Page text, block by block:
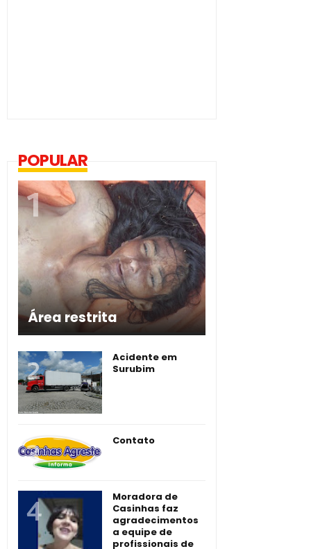
POPULAR
Área restrita
Acidente em
Surubim
Contato
Moradora de
Casinhas faz
agradecimentos
a equipe de
profissionais de